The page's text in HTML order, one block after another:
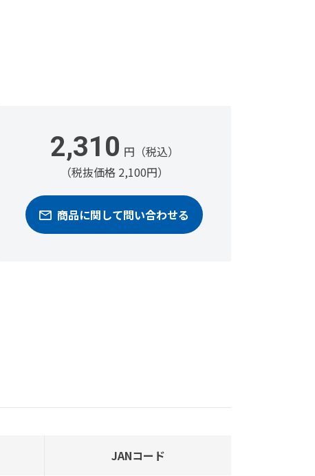
2,310 円（税込）
（税抜価格 2,100円）
商品に関して問い合わせる
JANコード